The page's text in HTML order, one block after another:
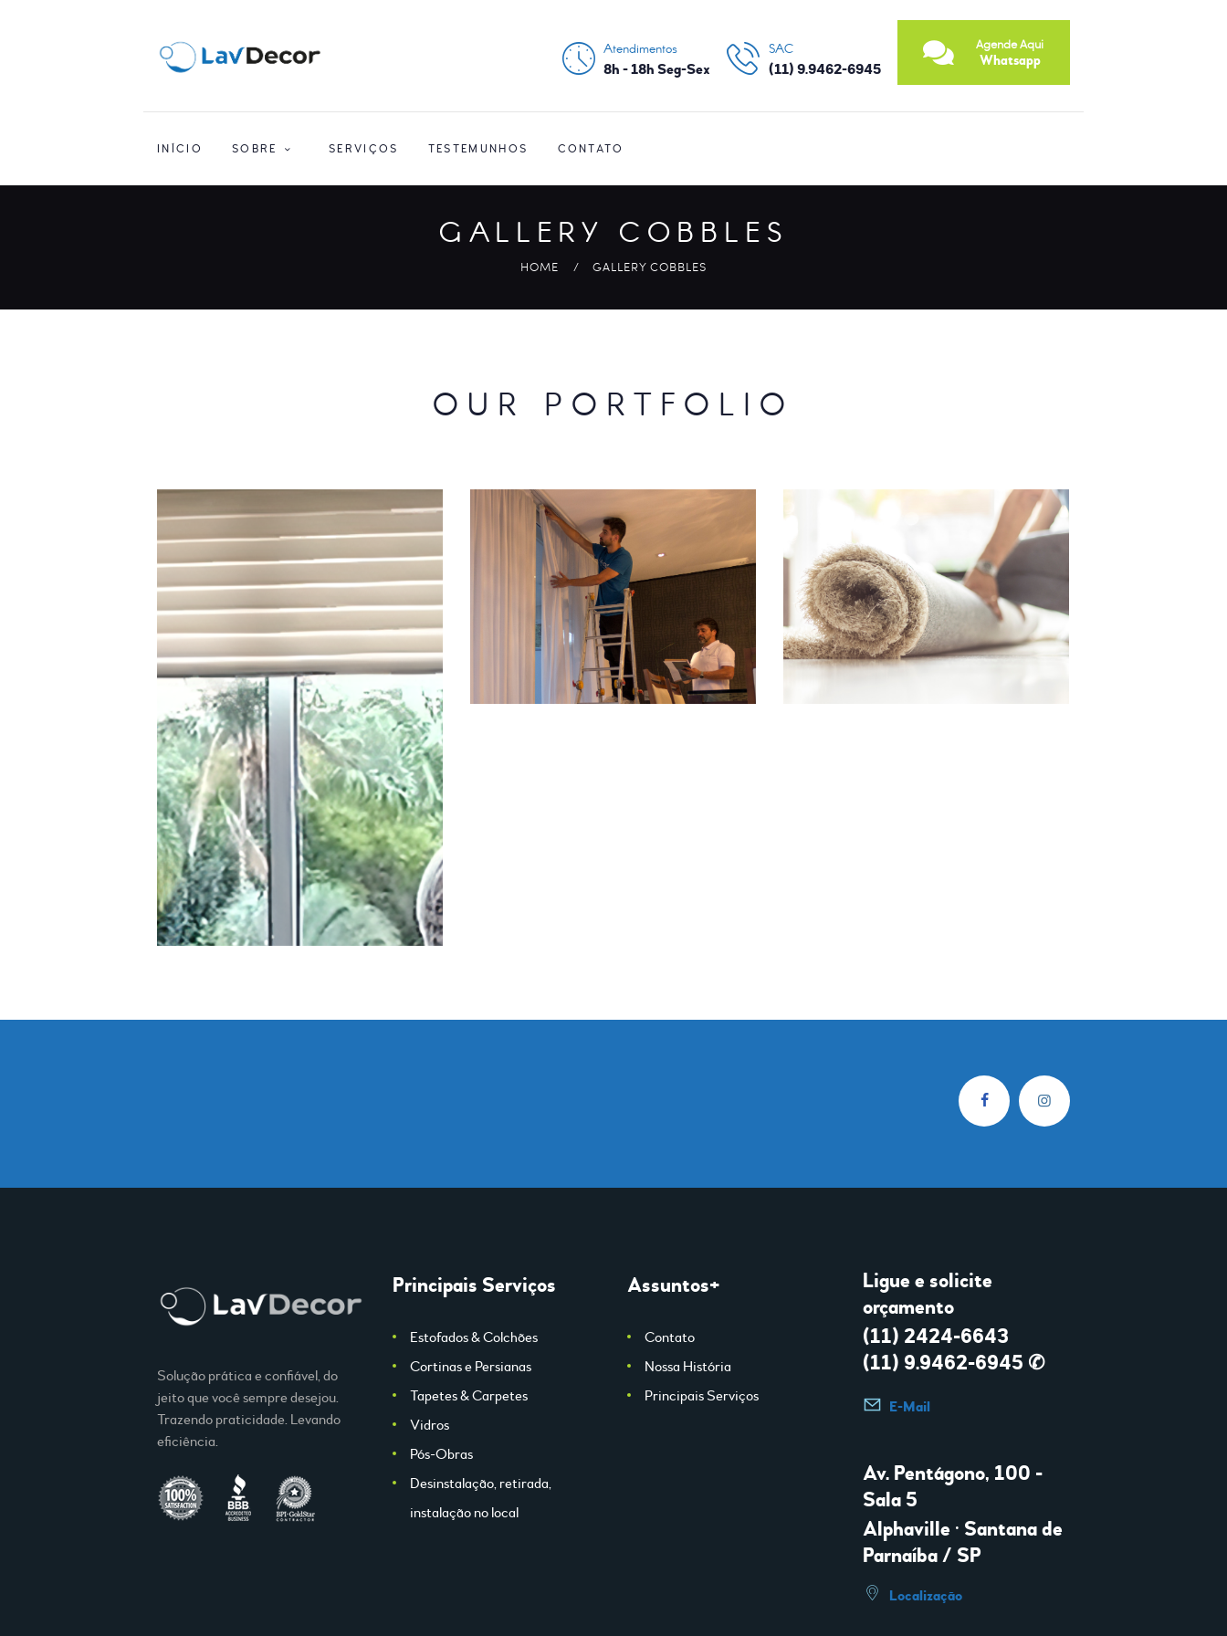
Atendimentos
8h - 18h Seg-Sex
SAC
(11) 9.9462-6945
Agende Aqui
Whatsapp
INÍCIO SOBRE SERVIÇOS TESTEMUNHOS CONTATO
GALLERY COBBLES
HOME GALLERY COBBLES
NOSSA HISTÓRIA
PRINCIPAIS
SERVIÇOS
OUR PORTFOLIO
Solução prática e confiável, do
jeito que você sempre desejou.
Trazendo praticidade. Levando
eficiência.
Principais Serviços
Estofados & Colchões
Cortinas e Persianas
Tapetes & Carpetes
Vidros
Pós-Obras
Desinstalação, retirada,
instalação no local
Assuntos+
Contato
Nossa História
Principais Serviços
Ligue e solicite
orçamento
(11) 2424-6643
(11) 9.9462-6945 ✆
E-Mail
Av. Pentágono, 100 -
Sala 5
Alphaville • Santana de
Parnaíba / SP
Localização